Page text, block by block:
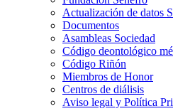
Actualización de datos
Documentos
Asambleas Sociedad
Código deontológico
Código Riñón
Miembros de Honor
Centros de diálisis
Aviso legal y Política